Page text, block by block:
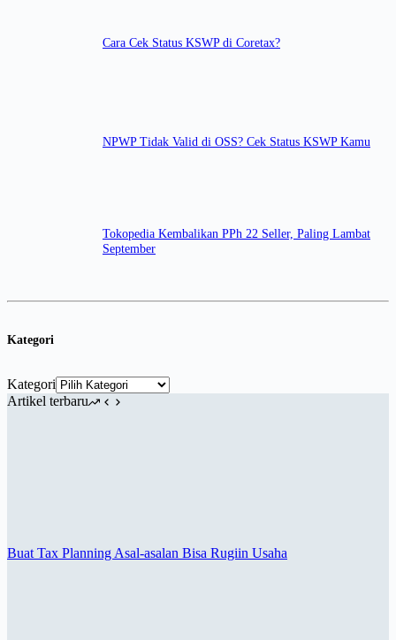
Cara Cek Status KSWP di Coretax?
NPWP Tidak Valid di OSS? Cek Status KSWP Kamu
Tokopedia Kembalikan PPh 22 Seller, Paling Lambat
September
Kategori
Kategori
Artikel terbaru
Buat Tax Planning Asal-asalan Bisa Rugiin Usaha